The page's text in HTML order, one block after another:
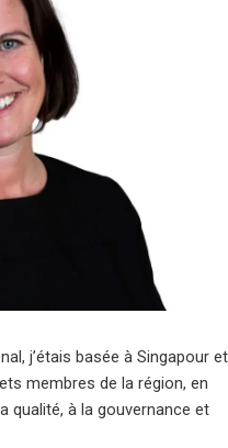
, j’étais basée à Singapour et
membres de la région, en
qualité, à la gouvernance et